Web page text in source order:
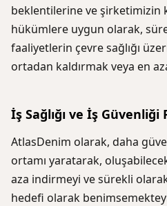
beklentilerine ve şirketimizin
hükümlere uygun olarak,
faaliyetlerin çevre sağlığı
ortadan kaldırmak veya en
İş Sağlığı ve İş Güvenliği
AtlasDenim olarak, daha
ortamı yaratarak,
aza indirmeyi ve sürekli
hedefi olarak